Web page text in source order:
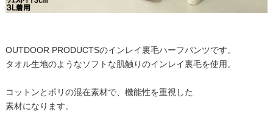
OUTDOOR PRODUCTSのインレイ裏毛ハーフパンツです。
タオル生地のようなソフトな肌触りのインレイ裏毛を使用。
コットンとポリの混在素材で、機能性を重視した
素材になります。